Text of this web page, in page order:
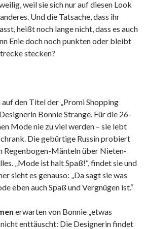
weil sie sich nur auf diesen Look
Und die Tatsache, dass ihr
heißt noch lange nicht, dass es auch
Enie doch noch punkten oder bleibt
stecken?
den Titel der „Promi Shopping
Bonnie Strange. Für die 26-
Mode nie zu viel werden – sie lebt
Die gebürtige Russin probiert
Regenbogen-Mänteln über Nieten-
„Mode ist halt Spaß!“, findet sie und
sieht es genauso: „Da sagt sie was
eben auch Spaß und Vergnügen ist.“
erwarten von Bonnie „etwas
nicht enttäuscht: Die Designerin findet